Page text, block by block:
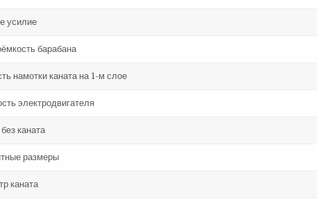
усилие
барабана
намотки каната на 1-м слое
электродвигателя
каната
размеры
каната